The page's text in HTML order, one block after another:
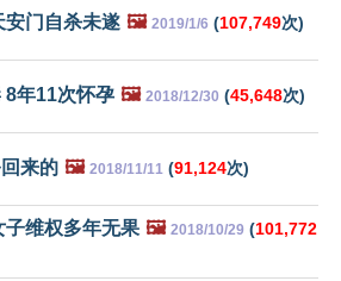
安门自杀未遂 🖼️ 2019/1/6 (107,749次)
8年11次怀孕 🖼️ 2018/12/30 (45,648次)
来的 🖼️ 2018/11/11 (91,124次)
维权多年无果 🖼️ 2018/10/29 (101,772